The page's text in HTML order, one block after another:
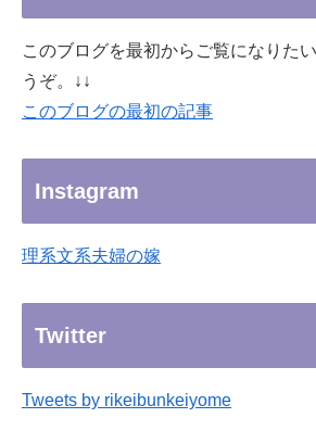
このブログを最初からご覧になりた
うぞ。↓↓
このブログの最初の記事
Instagram
理系文系夫婦の嫁
Twitter
Tweets by rikeibunkeiyome